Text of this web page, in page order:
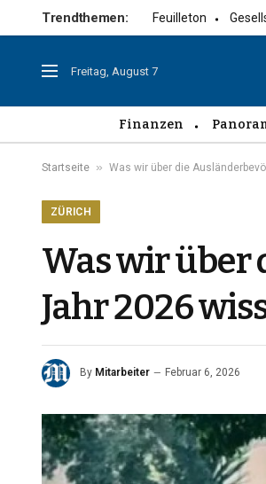
Trendthemen: Feuilleton
Freitag, August 7
Finanzen
Startseite » Was wir über die
ZÜRICH
Was wir über
Jahr 2026
By Mitarbeiter Februar 6, 2026